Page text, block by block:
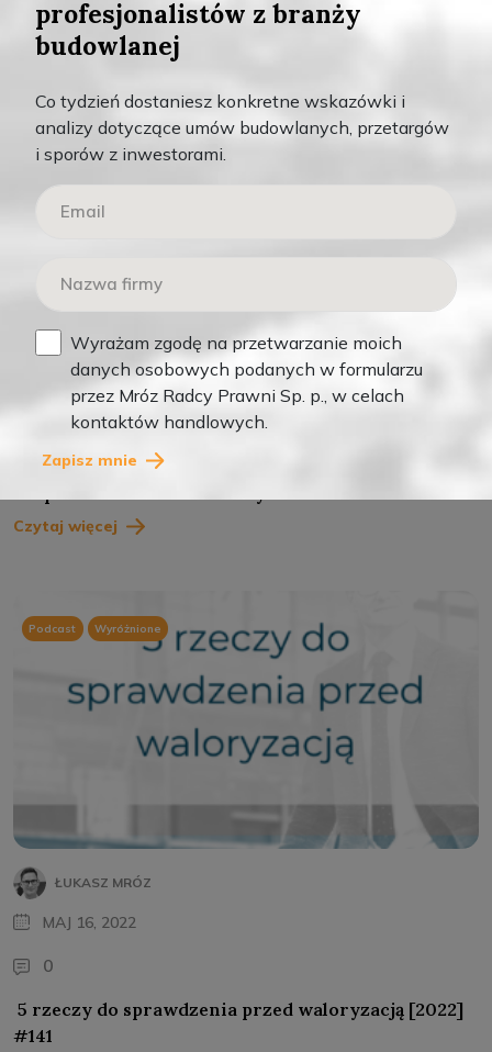
ŁUKASZ MRÓZ
LIS 12, 2025
Odblokowanie płatności w budownictwie – 4
Czytaj więcej
Podcast Wyróżnione
ŁUKASZ MRÓZ
MAJ 16, 2022
0
5 rzeczy do sprawdzenia przed waloryzacją [2022]
#141
profesjonalistów z branży
budowlanej
Co tydzień dostaniesz konkretne wskazówki i
analizy dotyczące umów budowlanych, przetargów
i sporów z inwestorami.
Wyrażam zgodę na przetwarzanie moich
danych osobowych podanych w formularzu
przez Mróz Radcy Prawni Sp. p., w celach
kontaktów handlowych.
Zapisz mnie